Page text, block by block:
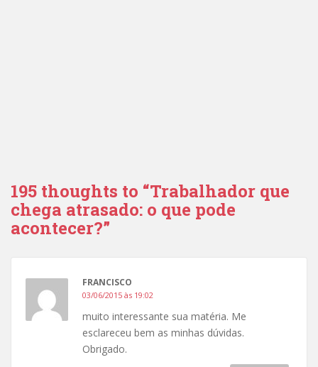
195 thoughts to “Trabalhador que
chega atrasado: o que pode
acontecer?”
FRANCISCO
03/06/2015 às 19:02
muito interessante sua matéria. Me
esclareceu bem as minhas dúvidas.
Obrigado.